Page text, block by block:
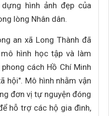
hình ảnh đẹp của
lòng Nhân dân.
an xã Long Thành đã
hình học tập và làm
cách Hồ Chí Minh
hội". Mô hình nhằm vận
đơn vị tự nguyện đóng
hỗ trợ các hộ gia đình,